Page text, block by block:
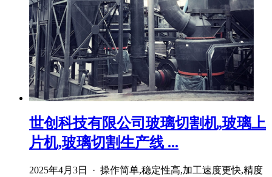
世创科技有限公司玻璃切割机,玻璃上
片机,玻璃切割生产线 ...
2025年4月3日 · 操作简单,稳定性高,加工速度更快,精度